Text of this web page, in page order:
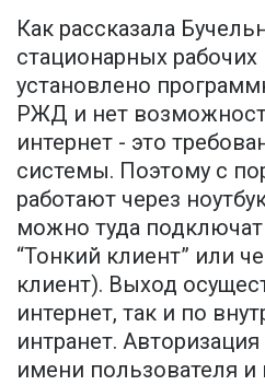
Как рассказала
стационарных
установлено
РЖД и нет
интернет - это
системы. Поэтому с
работают через
можно туда
“Тонкий клиент” или
клиент). Выход
интернет, так и по
интранет.
имени пользователя и